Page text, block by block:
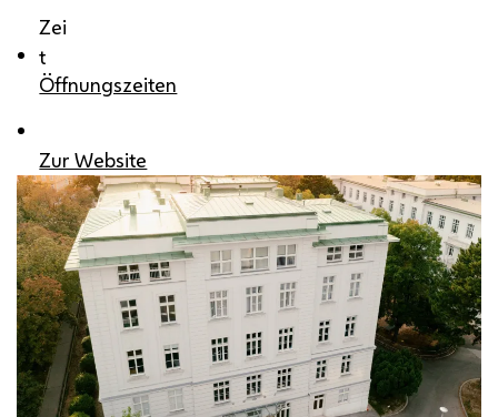
Zei
t
Öffnungszeiten
Zur Website